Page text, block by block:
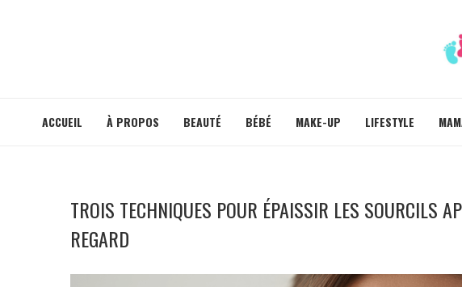
ACCUEIL À PROPOS BEAUTÉ BÉBÉ MAKE-UP LIFESTYLE
TROIS TECHNIQUES POUR ÉPAISSIR LES SOURCILS
REGARD